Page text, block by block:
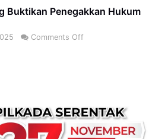
Buktikan Penegakkan Hukum
Comments Off